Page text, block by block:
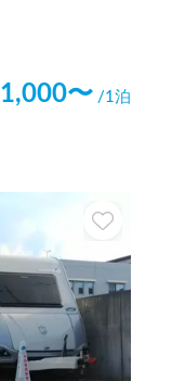
1,000〜 /1泊